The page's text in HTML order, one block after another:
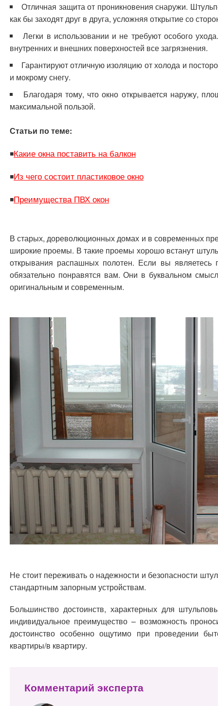
Отличная защита от проникновения снаружи.
как бы заходят друг в друга, усложняя открытие со
Легки в использовании и не требуют особого
внутренних и внешних поверхностей все загрязнения.
Гарантируют отличную изоляцию от холода и
и мокрому снегу.
Благодаря тому, что окно открывается наружу,
максимальной пользой.
Статьи по теме:
◾Какие окна поставить на балкон
◾Из чего состоит пластиковое окно
◾Преимущества ПВХ окон
В старых, дореволюционных домах и в современных
широкие проемы. В такие проемы хорошо встанут
открывания распашных полотен. Если вы являетесь
обязательно понравятся вам. Они в буквальном
оригинальным и современным.
Не стоит переживать о надежности и безопасности
стандартным запорным устройствам.
Большинство достоинств, характерных для
индивидуальное преимущество – возможность
достоинство особенно ощутимо при проведении
квартиры/в квартиру.
Комментарий эксперта